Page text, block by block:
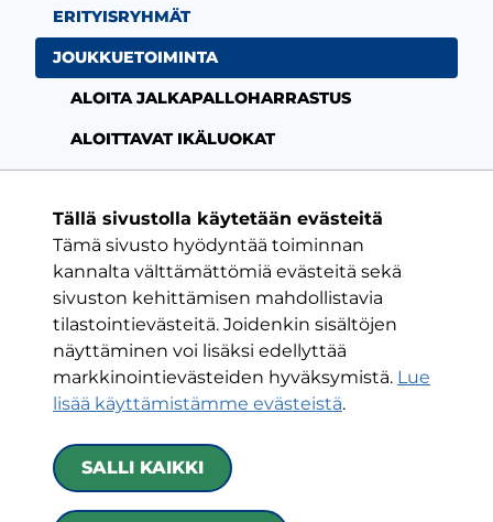
Tällä sivustolla käytetään evästeitä
Tämä sivusto hyödyntää toiminnan
kannalta välttämättömiä evästeitä sekä
sivuston kehittämisen mahdollistavia
tilastointievästeitä. Joidenkin sisältöjen
näyttäminen voi lisäksi edellyttää
markkinointievästeiden hyväksymistä. Lue
lisää käyttämistämme evästeistä.​​​​​​​
SALLI KAIKKI
ERITYISRYHMÄT
JOUKKUETOIMINTA
ALOITA JALKAPALLOHARRASTUS
ALOITTAVAT IKÄLUOKAT
Facebook-sivu
Twitter-sivu
Instagram-
ON VAIN YKSI KLUBI
HJK RY
00250 Helsinki
Kaikki yhteystiedot|Toimintaehdot